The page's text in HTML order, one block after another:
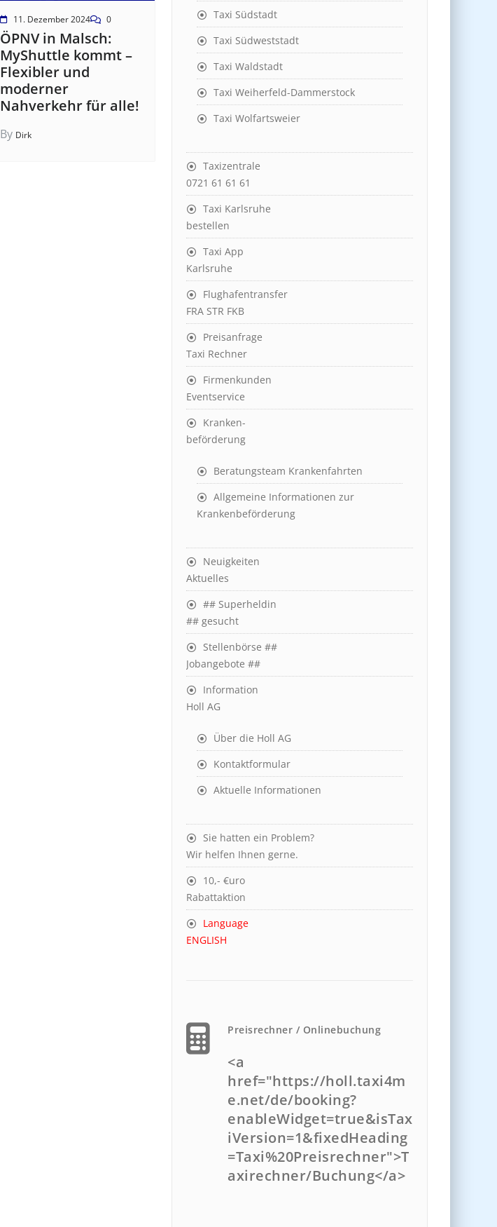
11. Dezember 2024 0
ÖPNV in Malsch:
MyShuttle kommt –
Flexibler und
moderner
Nahverkehr für alle!
By Dirk
Taxi Südstadt
Taxi Südweststadt
Taxi Waldstadt
Taxi Weiherfeld-Dammerstock
Taxi Wolfartsweier
Taxizentrale
0721 61 61 61
Taxi Karlsruhe
bestellen
Taxi App
Karlsruhe
Flughafentransfer
FRA STR FKB
Preisanfrage
Taxi Rechner
Firmenkunden
Eventservice
Kranken-
beförderung
Beratungsteam Krankenfahrten
Allgemeine Informationen zur
Krankenbeförderung
Neuigkeiten
Aktuelles
## Superheldin
## gesucht
Stellenbörse ##
Jobangebote ##
Information
Holl AG
Über die Holl AG
Kontaktformular
Aktuelle Informationen
Sie hatten ein Problem?
Wir helfen Ihnen gerne.
10,- €uro
Rabattaktion
Language
ENGLISH
Preisrechner / Onlinebuchung
<a
href="https://holl.taxi4m
e.net/de/booking?
enableWidget=true&isTax
iVersion=1&fixedHeading
=Taxi%20Preisrechner">T
axirechner/Buchung</a>